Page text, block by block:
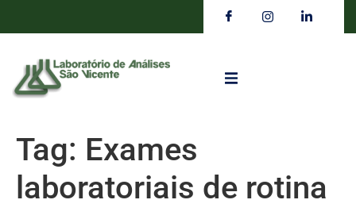
Tag: Exames
laboratoriais de rotina